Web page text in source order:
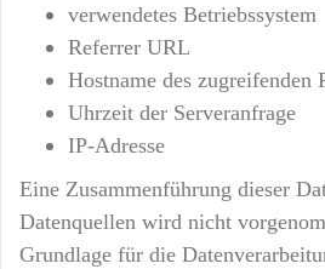
verwendetes Betriebssystem
Referrer URL
Hostname des zugreifenden
Uhrzeit der Serveranfrage
IP-Adresse
Eine Zusammenführung dieser
Datenquellen wird nicht
Grundlage für die